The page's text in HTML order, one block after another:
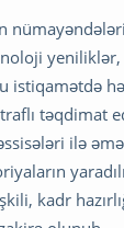
istiqamətdə
təqdimat
ilə
kadr